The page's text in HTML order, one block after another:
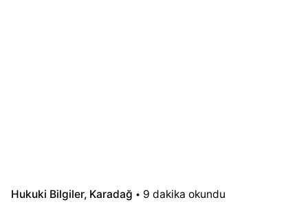
Hukuki Bilgiler Karadağ 9 dakika okundu